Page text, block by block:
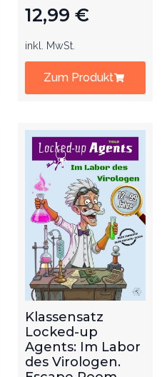
12,99 €
inkl. MwSt.
Zum Produkt
Klassensatz
Locked-up
Agents: Im Labor
des Virologen.